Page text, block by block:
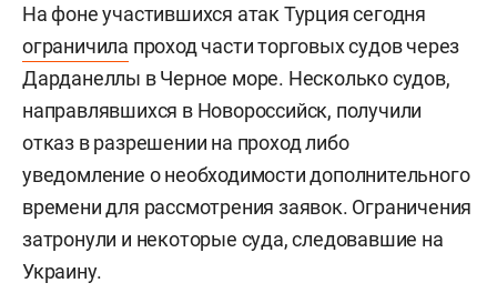
На фоне участившихся атак Турция сегодня
ограничила проход части торговых судов через
Дарданеллы в Черное море. Несколько судов,
направлявшихся в Новороссийск, получили
отказ в разрешении на проход либо
уведомление о необходимости дополнительного
времени для рассмотрения заявок. Ограничения
затронули и некоторые суда, следовавшие на
Украину.